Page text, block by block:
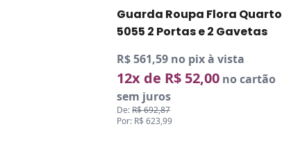
Guarda Roupa Flora Quarto
5055 2 Portas e 2 Gavetas
R$ 561,59 no pix à vista
12x de R$ 52,00 no cartão
sem juros
De:R$ 692,87
Por: R$ 623,99